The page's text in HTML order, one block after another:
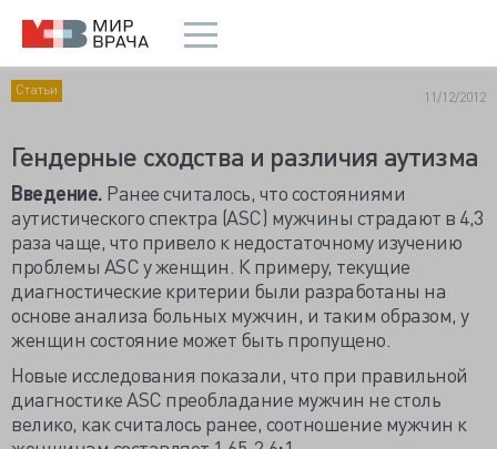
Статьи 11/12/2012
Гендерные сходства и различия аутизма
Введение. Ранее считалось, что состояниями
аутистического спектра (ASC) мужчины страдают в 4,3
раза чаще, что привело к недостаточному изучению
проблемы ASC у женщин. К примеру, текущие
диагностические критерии были разработаны на
основе анализа больных мужчин, и таким образом, у
женщин состояние может быть пропущено.
Новые исследования показали, что при правильной
диагностике ASC преобладание мужчин не столь
велико, как считалось ранее, соотношение мужчин к